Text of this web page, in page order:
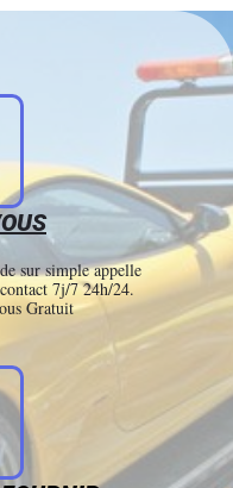
sur simple appelle
7j/7 24h/24.
Gratuit